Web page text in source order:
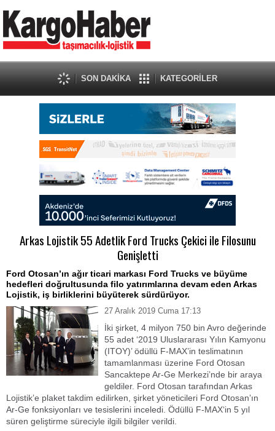
SON DAKİKA KATEGORİLER
Arkas Lojistik 55 Adetlik Ford Trucks Çekici ile Filosunu
Genişletti
Ford Otosan’ın ağır ticari markası Ford Trucks ve büyüme
hedefleri doğrultusunda filo yatırımlarına devam eden Arkas
Lojistik, iş birliklerini büyüterek sürdürüyor.
27 Aralık 2019 Cuma 17:13
İki şirket, 4 milyon 750 bin Avro değerinde
55 adet ‘2019 Uluslararası Yılın Kamyonu
(ITOY)’ ödüllü F-MAX’in teslimatının
tamamlanması üzerine Ford Otosan
Sancaktepe Ar-Ge Merkezi’nde bir araya
geldiler. Ford Otosan tarafından Arkas
Lojistik’e plaket takdim edilirken, şirket yöneticileri Ford Otosan’ın
Ar-Ge fonksiyonları ve tesislerini inceledi. Ödüllü F-MAX‘in 5 yıl
süren geliştirme süreciyle ilgili bilgiler verildi.